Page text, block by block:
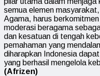
semua elemen
Agama, harus
moderasi beragama
dan kesatuan di tengah
pemahaman yang
diharapkan Indonesia
yang berhasil mengelola
(Afrizen)